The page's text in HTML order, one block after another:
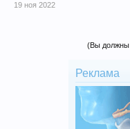
19 ноя 2022
(Вы должны
Реклама